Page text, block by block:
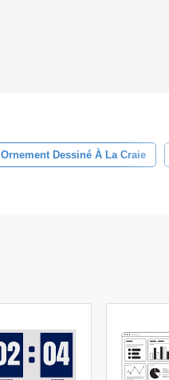
Ornement Dessiné À La Craie